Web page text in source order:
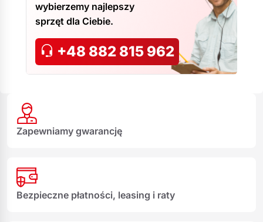
wybierzemy najlepszy
sprzęt dla Ciebie.
+48 882 815 962
Zapewniamy gwarancję
Bezpieczne płatności, leasing i raty